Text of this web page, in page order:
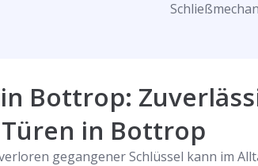
Bottrop:
in Bottrop
gegangener Schlüssel kann im